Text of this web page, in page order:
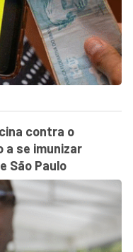
contra o
a se imunizar
São Paulo